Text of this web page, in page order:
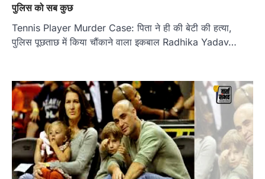
पुलिस को सब कुछ
Tennis Player Murder Case: पिता ने ही की बेटी की हत्या,
पुलिस पूछताछ में किया चौंकाने वाला इकबाल Radhika Yadav…